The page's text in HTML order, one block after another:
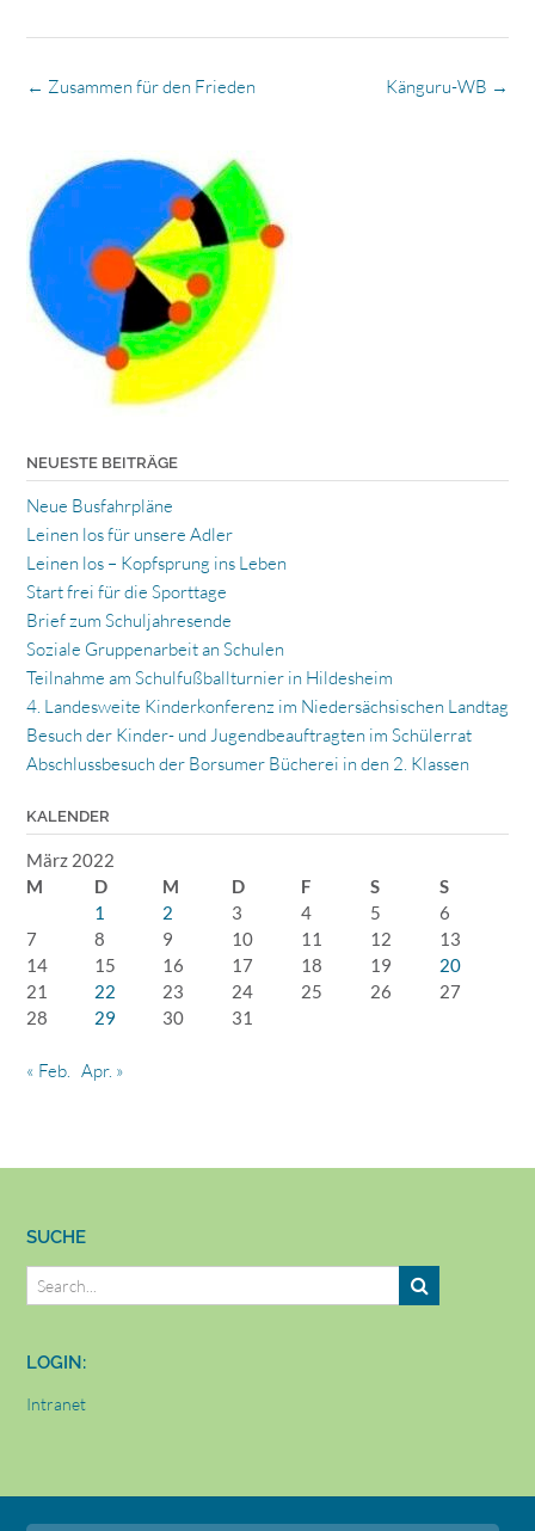
Post
Känguru-WB →
← Zusammen für den Frieden
NEUESTE BEITRÄGE
Neue Busfahrpläne
Leinen los für unsere Adler
Leinen los – Kopfsprung ins Leben
Start frei für die Sporttage
Brief zum Schuljahresende
Soziale Gruppenarbeit an Schulen
Teilnahme am Schulfußballturnier in Hildesheim
4. Landesweite Kinderkonferenz im Niedersächsischen Landtag
Besuch der Kinder- und Jugendbeauftragten im Schülerrat
Abschlussbesuch der Borsumer Bücherei in den 2. Klassen
KALENDER
März 2022
M
D M D F S
S
1
2 3 4 5
6
7
8 9 10 11 12
13
14
15 16 17 18 19
20
21
22 23 24 25 26
27
28
29 30 31
« Feb. Apr. »
SUCHE
LOGIN:
Intranet